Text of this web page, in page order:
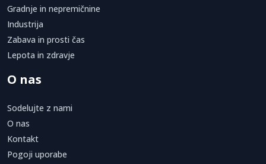
Gradnje in nepremičnine
Industrija
Zabava in prosti čas
Lepota in zdravje
O nas
Sodelujte z nami
O nas
Kontakt
Pogoji uporabe